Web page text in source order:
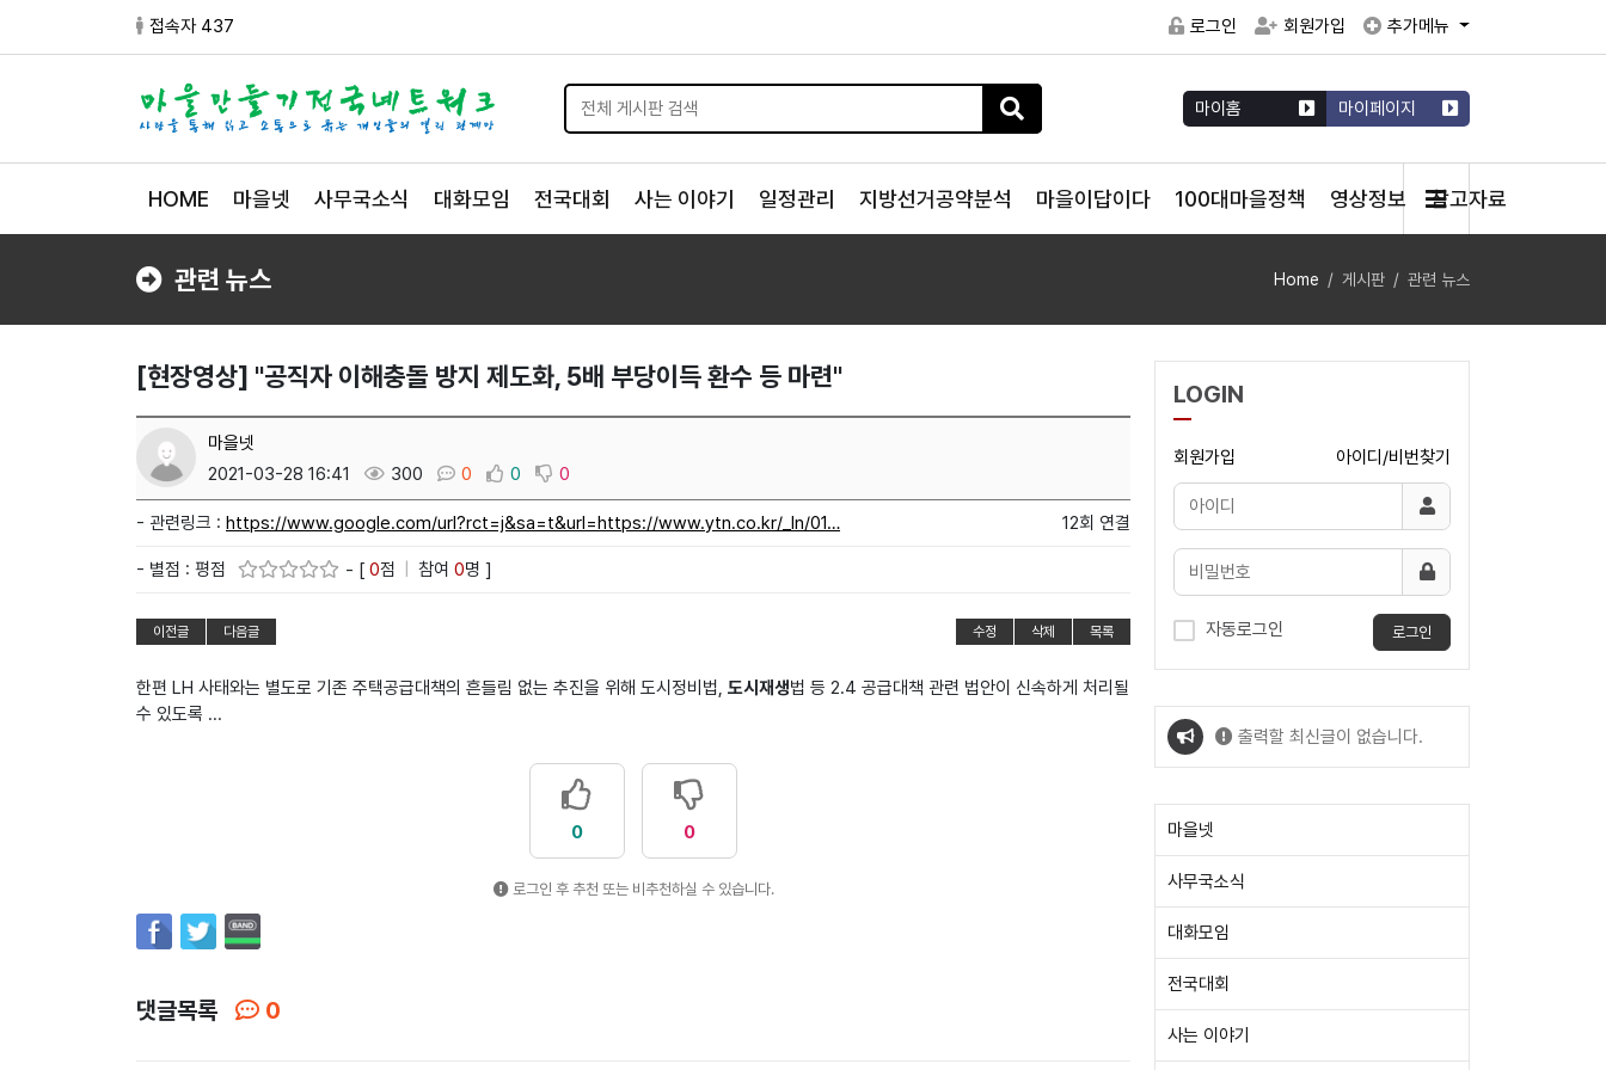
접속자 437 로그인 회원가입 추가메뉴
마이홈 마이페이지
HOME 마을넷 사무국소식 대화모임 전국대회 사는 이야기 일정관리 지방선거공약분석 마을이답이다 100대마을정책 영상정보 참고자료
관련 뉴스 Home 게시판 관련 뉴스
[현장영상] "공직자 이해충돌 방지 제도화, 5배 부당이득 환수 등 마련"
마을넷
2021-03-28 16:41
300 0 0 0
- 관련링크 : https://www.google.com/url?rct=j&sa=t&url=https://www.ytn.co.kr/_ln/01… 12회 연결
- 별점 : 평점 - [ 0점 참여 0명 ]
이전글 다음글 수정 삭제 목록
한편 LH 사태와는 별도로 기존 주택공급대책의 흔들림 없는 추진을 위해 도시정비법, 도시재생법 등 2.4 공급대책 관련 법안이 신속하게 처리될
수 있도록 ...
0 0
로그인 후 추천 또는 비추천하실 수 있습니다.
댓글목록 0
LOGIN
회원가입 아이디/비번찾기
자동로그인 로그인
출력할 최신글이 없습니다.
마을넷
사무국소식
대화모임
전국대회
사는 이야기